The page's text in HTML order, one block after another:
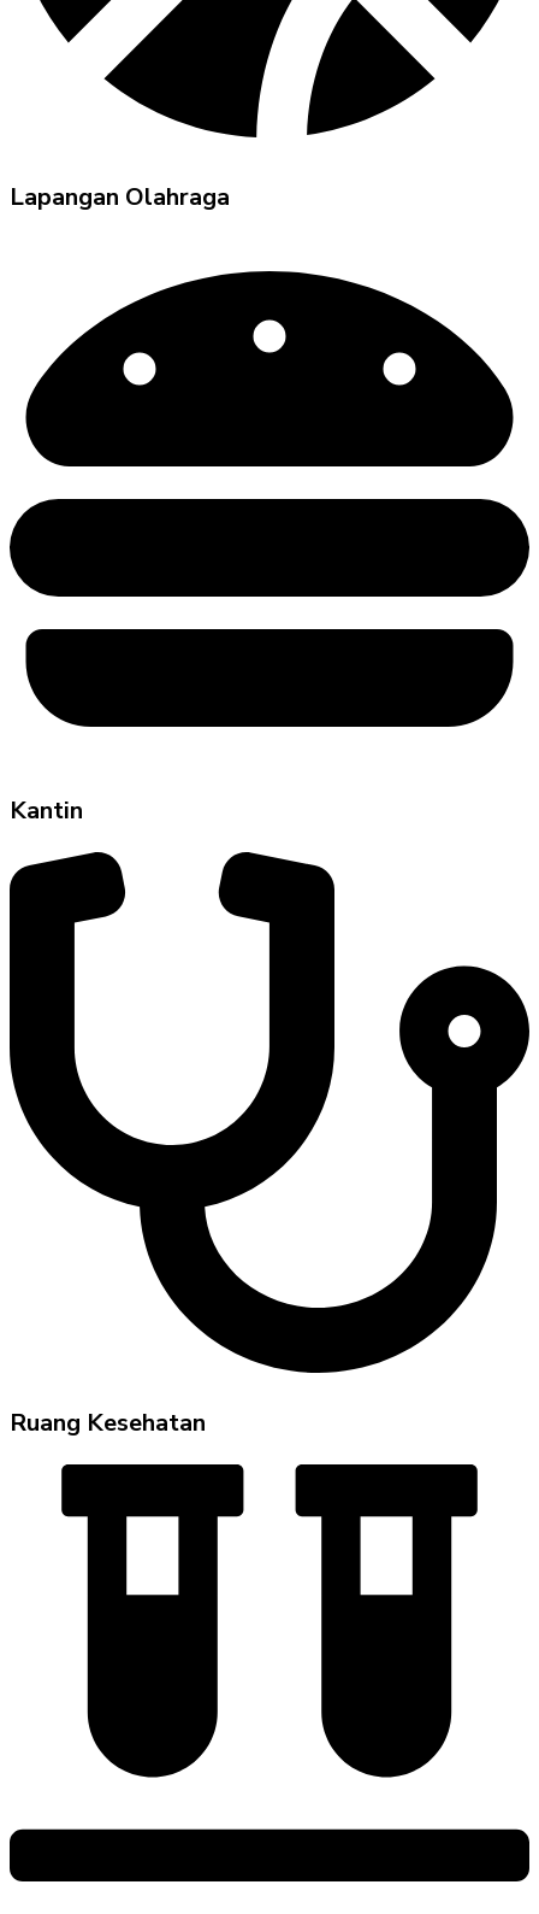
Lapangan Olahraga
Kantin
Ruang Kesehatan